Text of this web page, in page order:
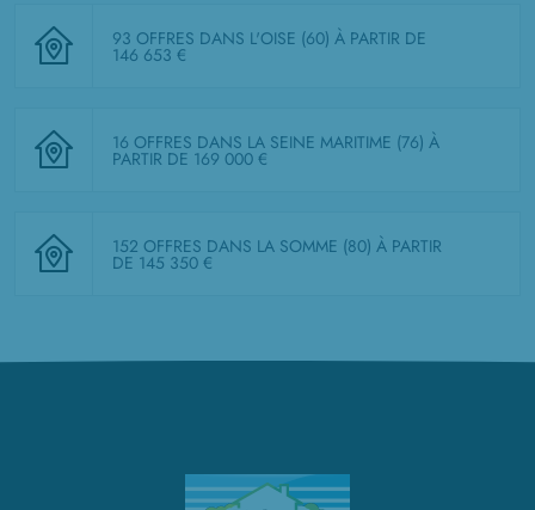
93 OFFRES DANS L'OISE (60) À PARTIR DE
146 653 €
16 OFFRES DANS LA SEINE MARITIME (76) À
PARTIR DE 169 000 €
152 OFFRES DANS LA SOMME (80) À PARTIR
DE 145 350 €